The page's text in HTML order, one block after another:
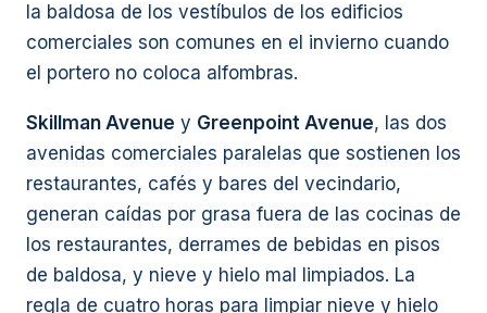
la baldosa de los vestíbulos de los edificios
comerciales son comunes en el invierno cuando
el portero no coloca alfombras.
Skillman Avenue y Greenpoint Avenue, las dos
avenidas comerciales paralelas que sostienen los
restaurantes, cafés y bares del vecindario,
generan caídas por grasa fuera de las cocinas de
los restaurantes, derrames de bebidas en pisos
de baldosa, y nieve y hielo mal limpiados. La
regla de cuatro horas para limpiar nieve y hielo